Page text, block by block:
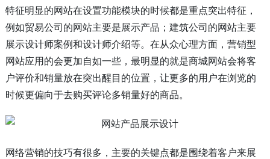
特征明显的网站在设置功能模块的时候都是重点突出特征，
例如贸易公司的网站主要是展示产品；建筑公司的网站主要
展示设计师案例和设计师介绍等。在从众心理方面，营销型
网站应用的会更加自如一些，最明显的就是商城网站会将客
户评价和销量放在突出醒目的位置，让更多的用户在浏览的
时候更偏向于去购买评论多销量好的商品。
网络营销的技巧有很多，主要的关键点都是围绕着客户来展